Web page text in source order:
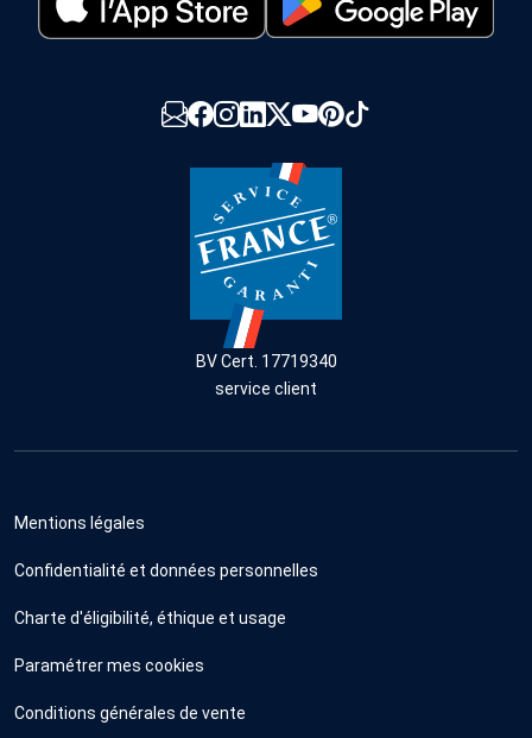
BV Cert. 17719340
service client
Mentions légales
Confidentialité et données personnelles
Charte d'éligibilité, éthique et usage
Paramétrer mes cookies
Conditions générales de vente